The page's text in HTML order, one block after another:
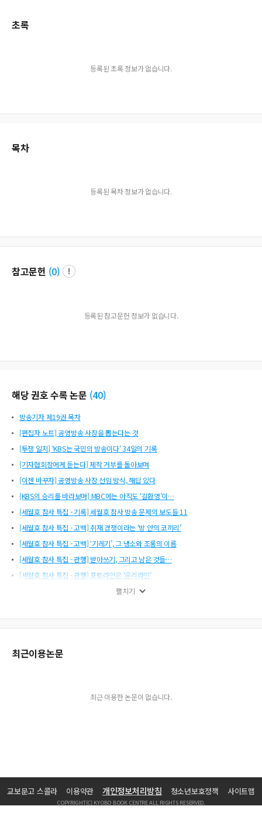
초록
등록된 초록 정보가 없습니다.
목차
등록된 목차 정보가 없습니다.
참고문헌 (0)
등록된 참고문헌 정보가 없습니다.
해당 권호 수록 논문 (40)
방송기자 제19권 목차
[편집자 노트] 공영방송 사장을 뽑는다는 것
[투쟁 일지] ‘KBS는 국민의 방송이다’ 34일의 기록
[기자협회장에게 듣는다] 제작 거부를 돌아보며
[이젠 바꾸자] 공영방송 사장 선임 방식, 해답 있다
[KBS의 승리를 바라보며] MBC에는 아직도 ‘길환영’이…
[세월호 참사 특집 - 기록] 세월호 참사 방송 문제의 보도들 11
[세월호 참사 특집 - 고백] 취재 경쟁이라는 ‘방 안의 코끼리’
[세월호 참사 특집 - 고백] ‘기레기’, 그 냉소와 조롱의 이름
[세월호 참사 특집 - 관행] 받아쓰기, 그리고 남은 것들…
[세월호 참사 특집 - 관행] 포토라인은 ‘윤리라인’
[세월호 참사 특집 - 진단] 미디어 참사의 세 가지 유형
[이용마를 기다리며] 해직기자, 강단에 서다
심사위원들의 평가
[지금, 우리는] <대구MBC 보도국> ‘지역민의 희망에너지’
[기획다큐부문] 제68회 이달의 방송기자상 시사기획 창 <군 성폭력 보고서>
펼치기
최근이용논문
최근 이용한 논문이 없습니다.
교보문고 스콜라 이용약관 개인정보처리방침 청소년보호정책 사이트맵
COPYRIGHT(C) KYOBO BOOK CENTRE ALL RIGHTS RESERVED.